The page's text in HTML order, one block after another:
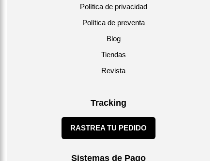
Política de privacidad
Política de preventa
Blog
Tiendas
Revista
Tracking
RASTREA TU PEDIDO
Sistemas de Pago